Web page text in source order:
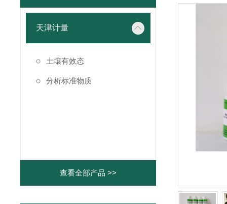
天津计量
土壤有效态
分析标准物质
查看全部产品 >>